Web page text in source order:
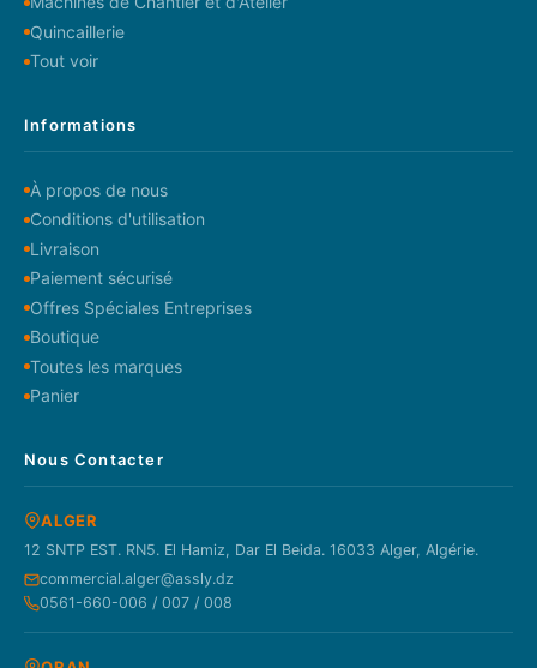
Quincaillerie
Tout voir
Informations
À propos de nous
Conditions d'utilisation
Livraison
Paiement sécurisé
Offres Spéciales Entreprises
Boutique
Toutes les marques
Panier
Nous Contacter
ALGER
12 SNTP EST. RN5. El Hamiz, Dar El Beida. 16033 Alger, Algérie.
commercial.alger@assly.dz
0561-660-006 / 007 / 008